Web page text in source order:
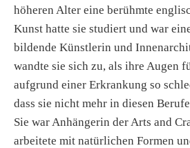
höheren Alter eine berühmte
Kunst hatte sie studiert und war
bildende Künstlerin und
wandte sie sich zu, als ihre Augen
aufgrund einer Erkrankung so
dass sie nicht mehr in diesen
Sie war Anhängerin der Arts and
arbeitete mit natürlichen Formen